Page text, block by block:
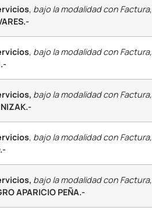
, bajo la modalidad con Factura
, bajo la modalidad con Factura,
bajo la modalidad con Factura,
, bajo la modalidad con Factura,
bajo la modalidad con Factura
APARICIO PEÑA.-